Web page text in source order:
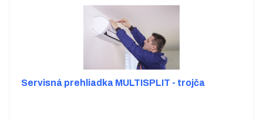
Servisná prehliadka MULTISPLIT - trojča